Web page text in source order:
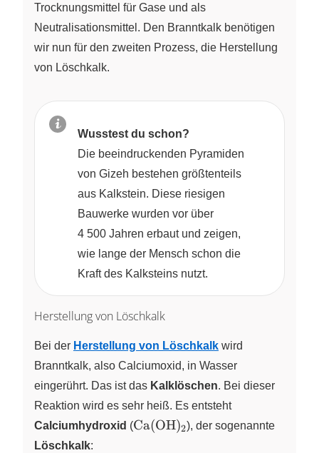
Trocknungsmittel für Gase und als
Neutralisationsmittel. Den Branntkalk benötigen
wir nun für den zweiten Prozess, die Herstellung
von Löschkalk.
Wusstest du schon?
Die beeindruckenden Pyramiden
von Gizeh bestehen größtenteils
aus Kalkstein. Diese riesigen
Bauwerke wurden vor über
4 500 Jahren erbaut und zeigen,
wie lange der Mensch schon die
Kraft des Kalksteins nutzt.
Herstellung von Löschkalk
Bei der Herstellung von Löschkalk wird
Branntkalk, also Calciumoxid, in Wasser
eingerührt. Das ist das Kalklöschen. Bei dieser
Reaktion wird es sehr heiß. Es entsteht
Calciumhydroxid (\ce{Ca(OH)_2}
Ca(OH)X
2), der sogenannte
Löschkalk: